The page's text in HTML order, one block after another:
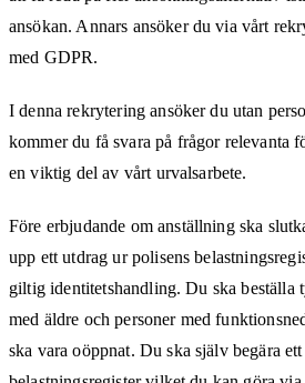
ansökan. Annars ansöker du via vårt
med GDPR.
I denna rekrytering ansöker du utan
kommer du få svara på frågor relevanta
en viktig del av vårt urvalsarbete.
Före erbjudande om anställning ska
upp ett utdrag ur polisens
giltig identitetshandling. Du ska beställa
med äldre och personer med
ska vara oöppnat. Du ska själv begära